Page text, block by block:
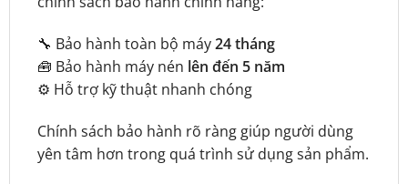
🔧 Bảo hành toàn bộ máy24 tháng
🧰 Bảo hành máy nén lên đến 5 năm
⚙️ Hỗ trợ kỹ thuật nhanh chóng
Chính sách bảo hành rõ ràng giúp người dùng
yên tâm hơn trong quá trình sử dụng sản phẩm.